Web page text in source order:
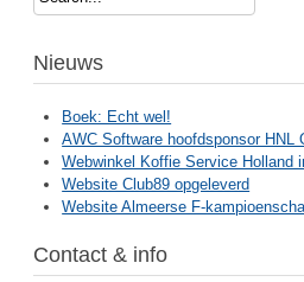
Nieuws
Boek: Echt wel!
AWC Software hoofdsponsor HNL
Webwinkel Koffie Service Holland
Website Club89 opgeleverd
Website Almeerse F-
Contact & info